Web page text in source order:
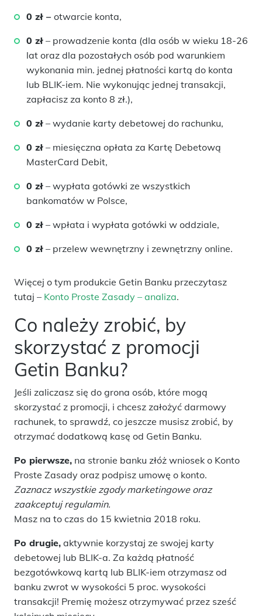
0 zł – otwarcie konta,
0 zł – prowadzenie konta (dla osób w wieku 18-26
lat oraz dla pozostałych osób pod warunkiem
wykonania min. jednej płatności kartą do konta
lub BLIK-iem. Nie wykonując jednej transakcji,
zapłacisz za konto 8 zł.),
0 zł – wydanie karty debetowej do rachunku,
0 zł – miesięczna opłata za Kartę Debetową
MasterCard Debit,
0 zł – wypłata gotówki ze wszystkich
bankomatów w Polsce,
0 zł – wpłata i wypłata gotówki w oddziale,
0 zł – przelew wewnętrzny i zewnętrzny online.
Więcej o tym produkcie Getin Banku przeczytasz
tutaj – Konto Proste Zasady – analiza.
Co należy zrobić, by
skorzystać z promocji
Getin Banku?
Jeśli zaliczasz się do grona osób, które mogą
skorzystać z promocji, i chcesz założyć darmowy
rachunek, to sprawdź, co jeszcze musisz zrobić, by
otrzymać dodatkową kasę od Getin Banku.
Po pierwsze, na stronie banku złóż wniosek o Konto
Proste Zasady oraz podpisz umowę o konto.
Zaznacz wszystkie zgody marketingowe oraz
zaakceptuj regulamin.
Masz na to czas do 15 kwietnia 2018 roku.
Po drugie, aktywnie korzystaj ze swojej karty
debetowej lub BLIK-a. Za każdą płatność
bezgotówkową kartą lub BLIK-iem otrzymasz od
banku zwrot w wysokości 5 proc. wysokości
transakcji! Premię możesz otrzymywać przez sześć